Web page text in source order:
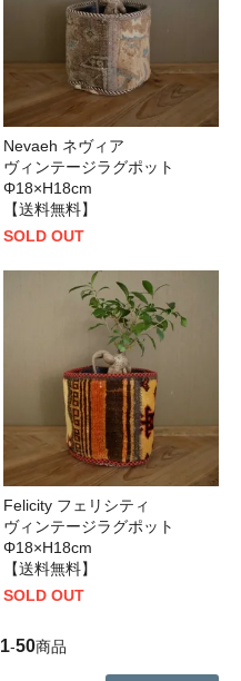
Nevaeh ネヴィア
ヴィンテージラグポット
Φ18×H18cm
【送料無料】
SOLD OUT
Felicity フェリシティ
ヴィンテージラグポット
Φ18×H18cm
【送料無料】
SOLD OUT
1-50商品